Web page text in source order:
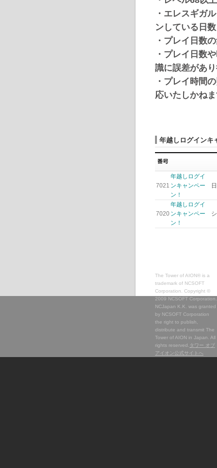
・ エレスギガ
ンしている日
・ プレイ日数
・ プレイ日数
識に誤差があ
・ プレイ時間
応いたしかね
年越しログインキ
7021
年越しログイ
ンキャンペー
ン！
7020
年越しログイ
ンキャンペー
ン！
The Tower of AION® is a
trademark of NCSOFT
Corporation. Copyright ©
2009 NCSOFT Corporation.
NCJapan K.K. was granted
by NCSOFT Corporation
the right to publish,
distribute and transmit The
Tower of AION in Japan. All
rights reserved. タワー オブ
アイオン公式サイトへ